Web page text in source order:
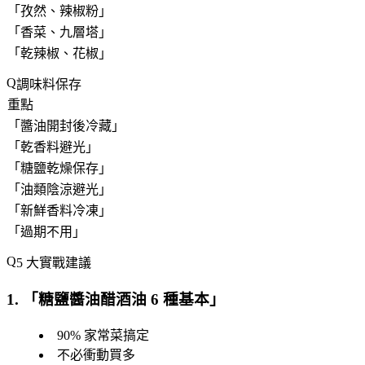
「 孜然、辣椒粉 」
「 香菜、九層塔 」
「 乾辣椒、花椒 」
調味料保存
重點
「 醬油開封後冷藏 」
「 乾香料避光 」
「 糖鹽乾燥保存 」
「 油類陰涼避光 」
「 新鮮香料冷凍 」
「 過期不用 」
5 大實戰建議
1. 「糖鹽醬油醋酒油 6 種基本 」
90% 家常菜搞定
不必衝動買多